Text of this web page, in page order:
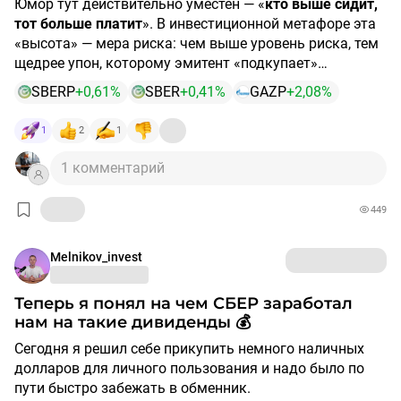
SZpsc5wSWfoПрисоединяйтесь 😉
Юмор тут действительно уместен — «кто выше сидит,
тот больше платит». В инвестиционной метафоре эта
«высота» — мера риска: чем выше уровень риска, тем
щедрее упон, которому эмитент «подкупает»
инвестора за смелость.
Разложим эту «пирамиду высоты» применительно к
августу 2026 года — с долей иронии, но с опорой на
рыночные принципы.
«Сидят на самом верху» — платят щедро, но нервы ни
к чёрту.
Это ребята, которые устроились выше всех —
как двое парней на краю электрощитовой. Красиво,
вид отличный, но одно неловкое движение — и
облигации (#ВДО) и бумаги второго эшелона.
августе 2026 17–30%
«Сидят высоко— платят много, но каждый день
проверяют, не треснул ли
В данном случае#инвесторосознанно берёт на себя
высокий #рискдефолта ради максимальной
доходности. Рынок требует за это солидную премию.
«Посередине» — золотая середина: и видно хорошо, и
SBERP+0,61% SBER+0,41% GAZP+2,08%
1 2 1
1 комментарий
449
Melnikov_invest
Теперь я понял на чем СБЕР заработал
нам на такие дивиденды 💰
Сегодня я решил себе прикупить немного наличных
долларов для личного пользования и надо было по
пути быстро забежать в обменник.